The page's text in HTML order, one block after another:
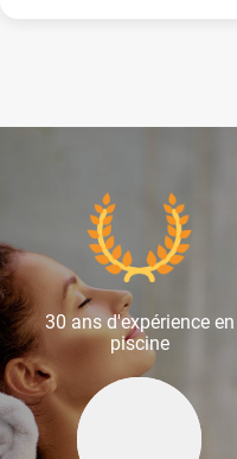
30 ans d'expérience en
piscine